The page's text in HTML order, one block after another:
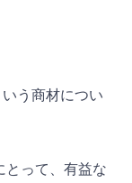
う商材につい
とって、有益な